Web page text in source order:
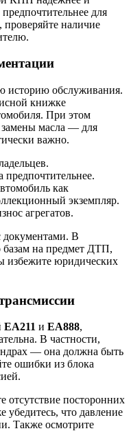
для
проверяйте наличие
историю обслуживания.
книжке
При этом
замены масла — для
важно.
предпочтительнее.
как
экземпляр.
агрегатов.
документами. В
базам на предмет ДТП,
избежите юридических
EA211 и EA888,
В частности,
— она должна быть
ошибки из блока
отсутствие посторонних
что давление
Также осмотрите